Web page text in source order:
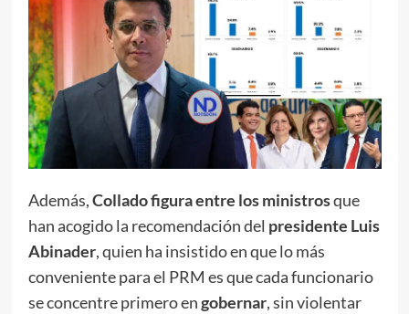
Además,Collado figura entre los ministrosque
han acogido la recomendación del presidente Luis
Abinader, quien ha insistido en que lo más
conveniente para el PRM es que cada funcionario
se concentre primero engobernar, sin violentar